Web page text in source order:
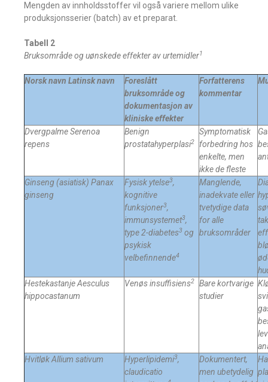
Mengden av innholdsstoffer vil også variere mellom ulike
produksjonsserier (batch) av et preparat.
Tabell 2
Bruksområde og uønskede effekter av urtemidler1
Norsk navn Latinsk navn
Foreslått
bruksområde og
dokumentasjon av
kliniske effekter
Forfatterens
kommentar
DvergpalmeSerenoa
repens
Benign
prostatahyperplasi2
Symptomatisk
forbedring hos
enkelte, men
ikke de fleste
Ginseng (asiatisk) Panax
ginseng
Fysisk ytelse3,
kognitive
funksjoner3,
immunsystemet3,
type 2-diabetes3 og
psykisk
velbefinnende4
Manglende,
inadekvate eller
tvetydige data
for alle
bruksområder
Hestekastanje Aesculus
hippocastanum
Venøs insuffisiens2
Bare kortvarige
studier
HvitløkAllium sativum Hyperlipidemi3,
claudicatio
Dokumentert,
men ubetydelig